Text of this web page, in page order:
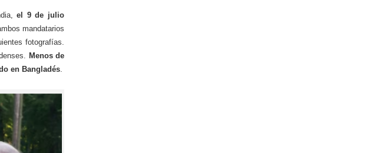
el 9 de julio
mandatarios
fotografías.
Menos de
en Bangladés